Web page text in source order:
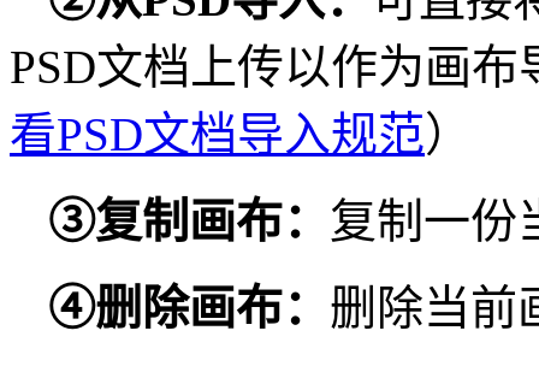
PSD文档上传以作为画布
看PSD文档导入规范）
③复制画布： 复制一份
④删除画布： 删除当前